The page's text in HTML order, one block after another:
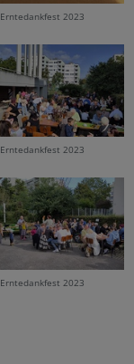
Erntedankfest 2023
Erntedankfest 2023
Erntedankfest 2023